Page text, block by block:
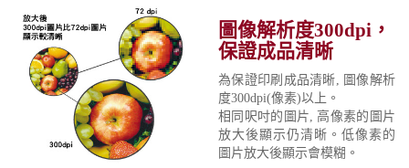
圖像解析度300dpi，
保證成品清晰
為保證印刷成品清晰, 圖像解析
度300dpi(像素)以上。
相同呎吋的圖片, 高像素的圖片
放大後顯示仍清晰。低像素的
圖片放大後顯示會模糊。